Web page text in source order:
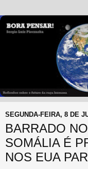
SEGUNDA-FEIRA, 8 DE
BARRADO
SOMÁLIA É
NOS EUA